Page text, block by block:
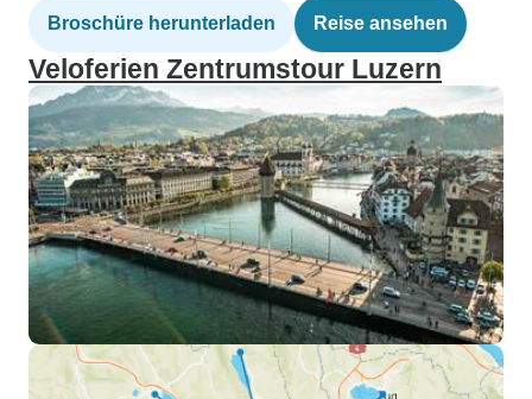
Broschüre herunterladen Reise ansehen
Veloferien Zentrumstour Luzern